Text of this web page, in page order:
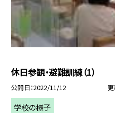
休日参観・避難訓練（1）
公開日 2022/11/12
学校の様子